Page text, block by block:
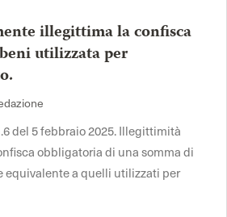
illegittima la confisca
utilizzata per
del 5 febbraio 2025. Illegittimità
obbligatoria di una somma di
equivalente a quelli utilizzati per